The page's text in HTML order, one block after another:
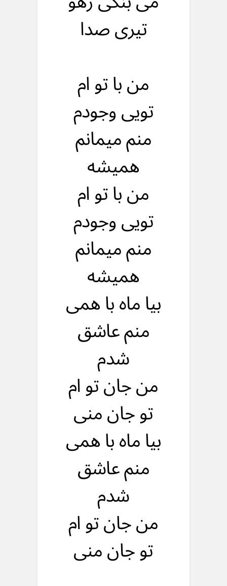
تیری صدا
من با تو ام
تویی وجودم
منم میمانم
همیشه
من با تو ام
تویی وجودم
منم میمانم
همیشه
بیا ماه با همی
منم عاشق
شدم
من جان تو ام
تو جان منی
بیا ماه با همی
منم عاشق
شدم
من جان تو ام
تو جان منی